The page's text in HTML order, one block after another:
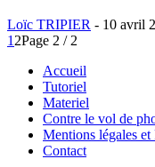
Loïc TRIPIER - 10 avril
1 2Page 2 / 2
Accueil
Tutoriel
Materiel
Contre le vol de
Mentions légales
Contact